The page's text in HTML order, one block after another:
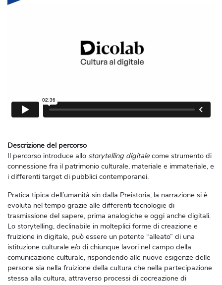
Descrizione del percorso
Il percorso introduce allo storytelling digitalecome strumento di
connessione fra il patrimonio culturale, materiale e immateriale, e
i differenti target di pubblici contemporanei.
Pratica tipica dell’umanità sin dalla Preistoria, la narrazione si è
evoluta nel tempo grazie alle differenti tecnologie di
trasmissione del sapere, prima analogiche e oggi anche digitali.
Lo storytelling, declinabile in molteplici forme di creazione e
fruizione in digitale, può essere un potente “alleato” di una
istituzione culturale e/o di chiunque lavori nel campo della
comunicazione culturale, rispondendo alle nuove esigenze delle
persone sia nella fruizione della cultura che nella partecipazione
stessa alla cultura, attraverso processi di cocreazione di